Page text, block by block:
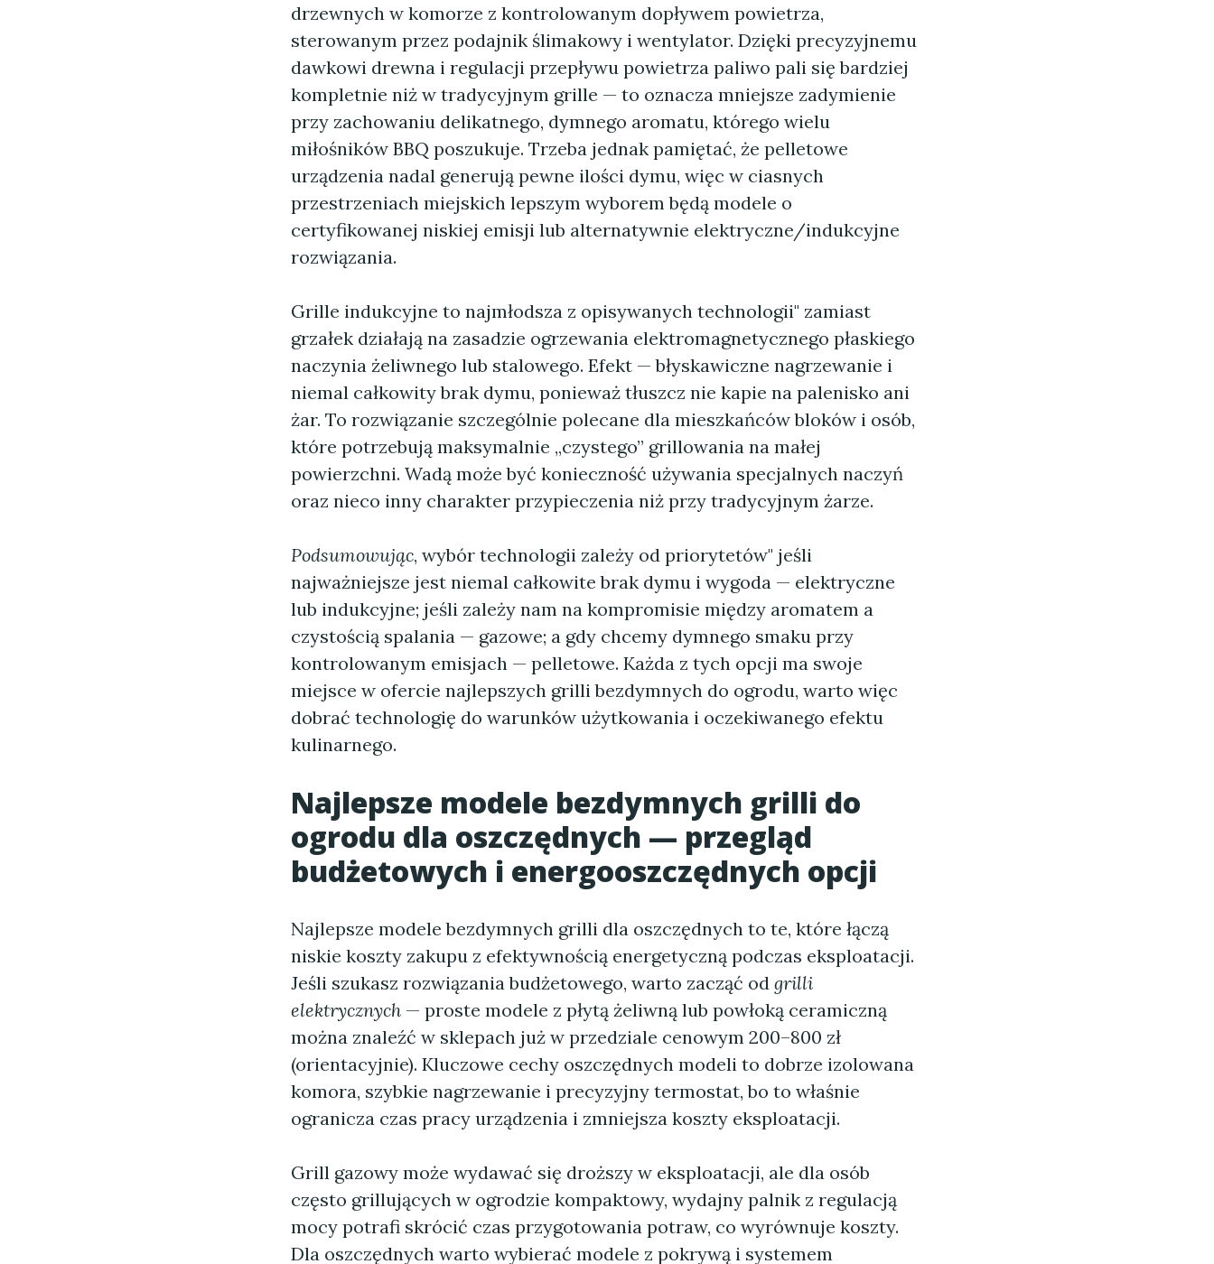
drzewnych w komorze z kontrolowanym dopływem powietrza,
sterowanym przez podajnik ślimakowy i wentylator. Dzięki precyzyjnemu
dawkowi drewna i regulacji przepływu powietrza paliwo pali się bardziej
kompletnie niż w tradycyjnym grille — to oznacza mniejsze zadymienie
przy zachowaniu delikatnego, dymnego aromatu, którego wielu
miłośników BBQ poszukuje. Trzeba jednak pamiętać, że pelletowe
urządzenia nadal generują pewne ilości dymu, więc w ciasnych
przestrzeniach miejskich lepszym wyborem będą modele o
certyfikowanej niskiej emisji lub alternatywnie elektryczne/indukcyjne
rozwiązania.
Grille indukcyjne to najmłodsza z opisywanych technologii" zamiast
grzałek działają na zasadzie ogrzewania elektromagnetycznego płaskiego
naczynia żeliwnego lub stalowego. Efekt — błyskawiczne nagrzewanie i
niemal całkowity brak dymu, ponieważ tłuszcz nie kapie na palenisko ani
żar. To rozwiązanie szczególnie polecane dla mieszkańców bloków i osób,
które potrzebują maksymalnie „czystego” grillowania na małej
powierzchni. Wadą może być konieczność używania specjalnych naczyń
oraz nieco inny charakter przypieczenia niż przy tradycyjnym żarze.
Podsumowując, wybór technologii zależy od priorytetów" jeśli
najważniejsze jest niemal całkowite brak dymu i wygoda — elektryczne
lub indukcyjne; jeśli zależy nam na kompromisie między aromatem a
czystością spalania — gazowe; a gdy chcemy dymnego smaku przy
kontrolowanym emisjach — pelletowe. Każda z tych opcji ma swoje
miejsce w ofercie najlepszych grilli bezdymnych do ogrodu, warto więc
dobrać technologię do warunków użytkowania i oczekiwanego efektu
kulinarnego.
Najlepsze modele bezdymnych grilli do
ogrodu dla oszczędnych — przegląd
budżetowych i energooszczędnych opcji
Najlepsze modele bezdymnych grilli dla oszczędnych to te, które łączą
niskie koszty zakupu z efektywnością energetyczną podczas eksploatacji.
Jeśli szukasz rozwiązania budżetowego, warto zacząć od grilli
elektrycznych — proste modele z płytą żeliwną lub powłoką ceramiczną
można znaleźć w sklepach już w przedziale cenowym 200–800 zł
(orientacyjnie). Kluczowe cechy oszczędnych modeli to dobrze izolowana
komora, szybkie nagrzewanie i precyzyjny termostat, bo to właśnie
ogranicza czas pracy urządzenia i zmniejsza koszty eksploatacji.
Grill gazowy może wydawać się droższy w eksploatacji, ale dla osób
często grillujących w ogrodzie kompaktowy, wydajny palnik z regulacją
mocy potrafi skrócić czas przygotowania potraw, co wyrównuje koszty.
Dla oszczędnych warto wybierać modele z pokrywą i systemem